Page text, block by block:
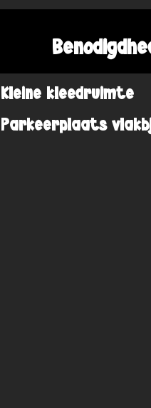
Kleine kleedruimte
Parkeerplaats